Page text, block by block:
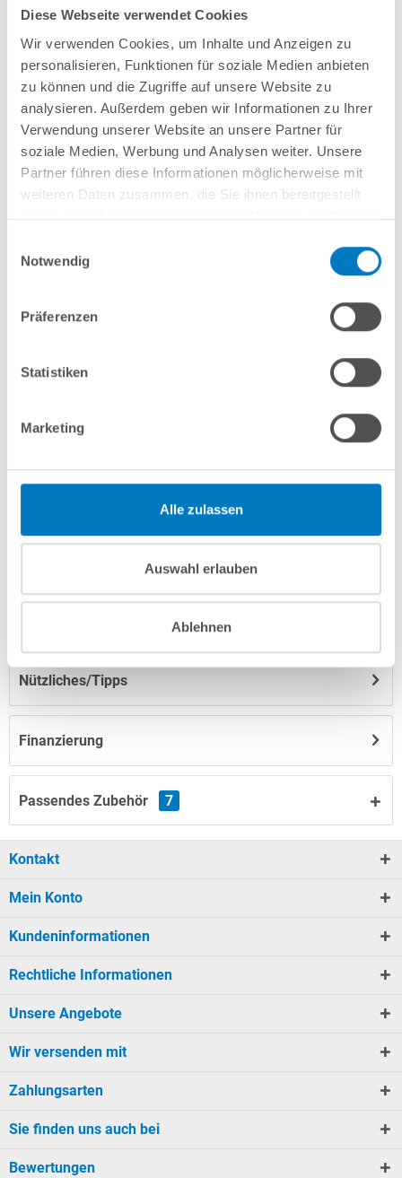
Diese Webseite verwendet Cookies
Wir verwenden Cookies, um Inhalte und Anzeigen zu
personalisieren, Funktionen für soziale Medien anbieten
zu können und die Zugriffe auf unsere Website zu
analysieren. Außerdem geben wir Informationen zu Ihrer
Verwendung unserer Website an unsere Partner für
soziale Medien, Werbung und Analysen weiter. Unsere
Partner führen diese Informationen möglicherweise mit
weiteren Daten zusammen, die Sie ihnen bereitgestellt
Notwendig
Präferenzen
Statistiken
Marketing
Alle zulassen
Auswahl erlauben
Ablehnen
ca. 0,8 mm starker, feuerverzinkter Stahlwand + sehr passgenauer,
starker geprägter 4D PVC-Poolfolie in "Pacific Ocean Blue"mit
Einhängebiese+Kombi-Spezialhandlauf aus hochwertigem und stabilem
Aluminiumsowie Bodenschienen aus Kunststoff.
Vergleichen Merken
Fragen? Wir helfen Ihnen gerne weiter:
Anfrageformular
Produktbeschreibung
Finanzierung
Anleitungen/Datenblätter
Hinweise zum Versand / zur Lagerung
Nützliches/Tipps
Passendes Zubehör 7
Kontakt
Mein Konto
Kundeninformationen
Rechtliche Informationen
Unsere Angebote
Wir versenden mit
Zahlungsarten
Sie finden uns auch bei
Bewertungen